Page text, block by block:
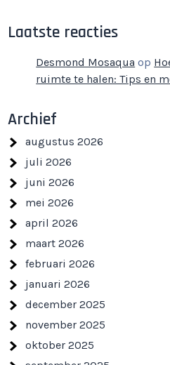
Laatste reacties
Desmond Mosaqua op
ruimte te halen: Tips en
Archief
augustus 2026
juli 2026
juni 2026
mei 2026
april 2026
maart 2026
februari 2026
januari 2026
december 2025
november 2025
oktober 2025